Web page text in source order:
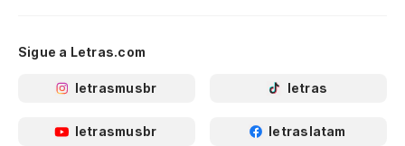
Sigue a Letras.com
letrasmusbr letras
letrasmusbr letraslatam